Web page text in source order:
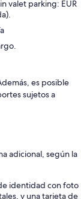
valet parking: EUR
es posible
sujetos a
adicional, según la
identidad con foto
y una tarjeta de